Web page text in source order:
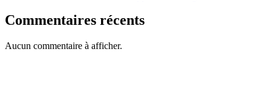
Commentaires récents
Aucun commentaire à afficher.